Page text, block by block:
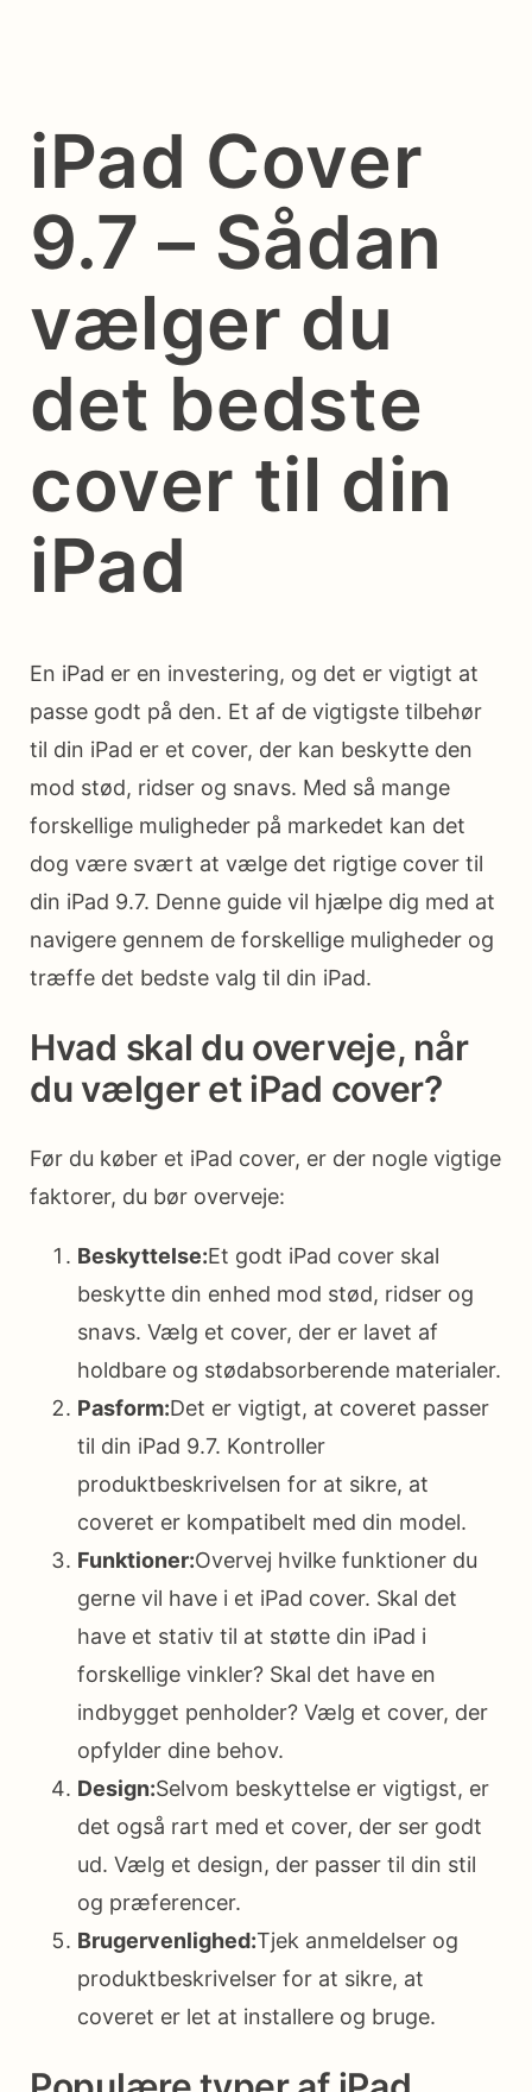
iPad Cover
9.7 – Sådan
vælger du
det bedste
cover til din
iPad
En iPad er en investering, og det er vigtigt at
passe godt på den. Et af de vigtigste tilbehør
til din iPad er et cover, der kan beskytte den
mod stød, ridser og snavs. Med så mange
forskellige muligheder på markedet kan det
dog være svært at vælge det rigtige cover til
din iPad 9.7. Denne guide vil hjælpe dig med at
navigere gennem de forskellige muligheder og
træffe det bedste valg til din iPad.
Hvad skal du overveje, når
du vælger et iPad cover?
Før du køber et iPad cover, er der nogle vigtige
faktorer, du bør overveje:
Beskyttelse:Et godt iPad cover skal
beskytte din enhed mod stød, ridser og
snavs. Vælg et cover, der er lavet af
holdbare og stødabsorberende materialer.
Pasform:Det er vigtigt, at coveret passer
til din iPad 9.7. Kontroller
produktbeskrivelsen for at sikre, at
coveret er kompatibelt med din model.
Funktioner:Overvej hvilke funktioner du
gerne vil have i et iPad cover. Skal det
have et stativ til at støtte din iPad i
forskellige vinkler? Skal det have en
indbygget penholder? Vælg et cover, der
opfylder dine behov.
Design:Selvom beskyttelse er vigtigst, er
det også rart med et cover, der ser godt
ud. Vælg et design, der passer til din stil
og præferencer.
Brugervenlighed:Tjek anmeldelser og
produktbeskrivelser for at sikre, at
coveret er let at installere og bruge.